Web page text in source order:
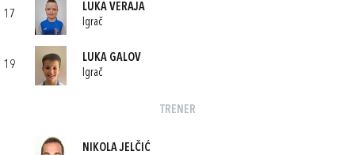
17
LUKA VERAJA
Igrač
19
LUKA GALOV
Igrač
TRENER
NIKOLA JELČIĆ